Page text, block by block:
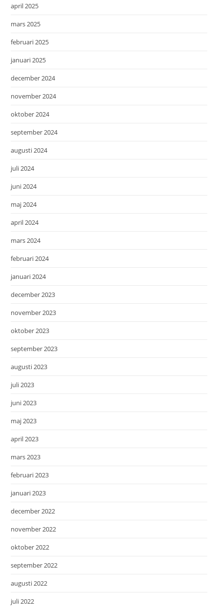
april 2025
mars 2025
februari 2025
januari 2025
december 2024
november 2024
oktober 2024
september 2024
augusti 2024
juli 2024
juni 2024
maj 2024
april 2024
mars 2024
februari 2024
januari 2024
december 2023
november 2023
oktober 2023
september 2023
augusti 2023
juli 2023
juni 2023
maj 2023
april 2023
mars 2023
februari 2023
januari 2023
december 2022
november 2022
oktober 2022
september 2022
augusti 2022
juli 2022